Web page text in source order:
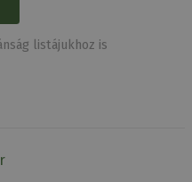
listájukhoz is